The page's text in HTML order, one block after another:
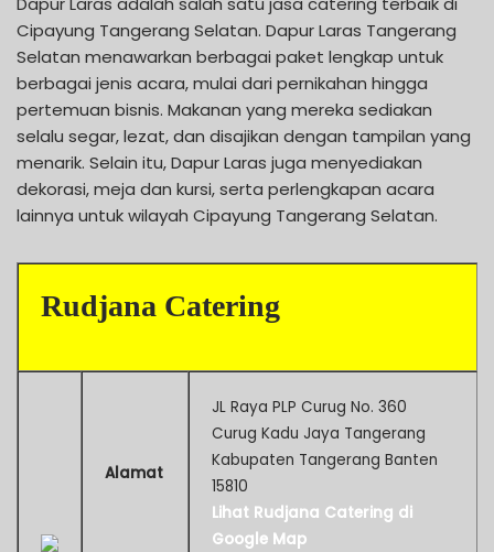
Cipayung Tangerang Selatan. Dapur Laras Tangerang
Selatan menawarkan berbagai paket lengkap untuk
berbagai jenis acara, mulai dari pernikahan hingga
pertemuan bisnis. Makanan yang mereka sediakan
selalu segar, lezat, dan disajikan dengan tampilan yang
menarik. Selain itu, Dapur Laras juga menyediakan
dekorasi, meja dan kursi, serta perlengkapan acara
lainnya untuk wilayah Cipayung Tangerang Selatan.
Rudjana Catering
Alamat
JL Raya PLP Curug No. 360
Curug Kadu Jaya Tangerang
Kabupaten Tangerang Banten
15810
Lihat Rudjana Catering di
Google Map